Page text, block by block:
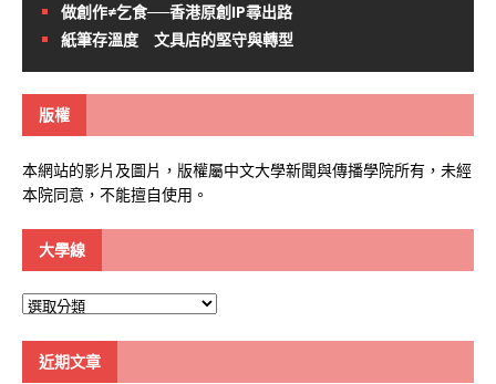
做創作≠乞食──香港原創IP尋出路
紙筆存溫度 文具店的堅守與轉型
版權
本網站的影片及圖片，版權屬中文大學新聞與傳播學院所有，未經
本院同意，不能擅自使用。
大學線
大
近期文章